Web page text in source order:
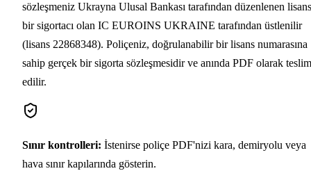
sözleşmeniz Ukrayna Ulusal Bankası tarafından düzenlenen
bir sigortacı olan IC EUROINS UKRAINE tarafından üstlenilir
(lisans 22868348). Poliçeniz, doğrulanabilir bir lisans numarasına
sahip gerçek bir sigorta sözleşmesidir ve anında PDF olarak teslim
edilir.
Sınır kontrolleri: İstenirse poliçe PDF'nizi kara, demiryolu veya
hava sınır kapılarında gösterin.